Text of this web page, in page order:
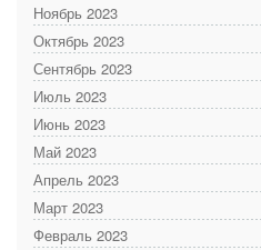
Ноябрь 2023
Октябрь 2023
Сентябрь 2023
Июль 2023
Июнь 2023
Май 2023
Апрель 2023
Март 2023
Февраль 2023